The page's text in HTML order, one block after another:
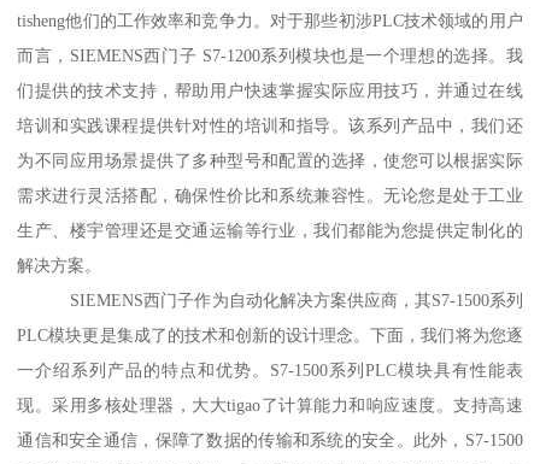
tisheng他们的工作效率和竞争力。对于那些初涉PLC技术领域的用户
而言，SIEMENS西门子 S7-1200系列模块也是一个理想的选择。我
们提供的技术支持，帮助用户快速掌握实际应用技巧，并通过在线
培训和实践课程提供针对性的培训和指导。该系列产品中，我们还
为不同应用场景提供了多种型号和配置的选择，使您可以根据实际
需求进行灵活搭配，确保性价比和系统兼容性。无论您是处于工业
生产、楼宇管理还是交通运输等行业，我们都能为您提供定制化的
解决方案。
SIEMENS西门子作为自动化解决方案供应商，其S7-1500系列
PLC模块更是集成了的技术和创新的设计理念。下面，我们将为您逐
一介绍系列产品的特点和优势。S7-1500系列PLC模块具有性能表
现。采用多核处理器，大大tigao了计算能力和响应速度。支持高速
通信和安全通信，保障了数据的传输和系统的安全。此外，S7-1500